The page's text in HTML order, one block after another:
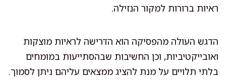
ראיות ברורות למקור הנזילה.
הדגש העולה מהפסיקה הוא הדרישה לראיות מוצקות
ואובייקטיביות, וכן החשיבות שבהסתייעות במומחים
בלתי תלויים על מנת להציג ממצאים עליהם ניתן לסמוך.